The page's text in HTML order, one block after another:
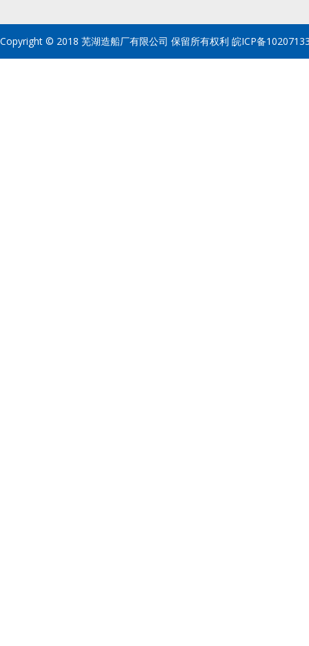
Copyright © 2018 芜湖造船厂有限公司 保留所有权利 皖ICP备